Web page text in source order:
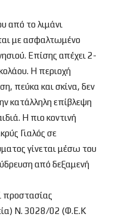
από το λιμάνι
με ασφαλτωμένο
Επίσης απέχει 2-
Η περιοχή
πεύκα και σκίνα, δεν
κατάλληλη επίβλεψη
Η πιο κοντινή
Γιαλός σε
γίνεται μέσω του
από δεξαμενή
προστασίας
Ν. 3028/02 (Φ.Ε.Κ